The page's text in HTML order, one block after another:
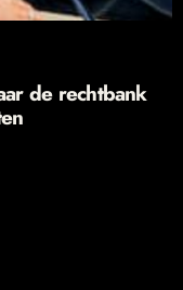
de rechtbank